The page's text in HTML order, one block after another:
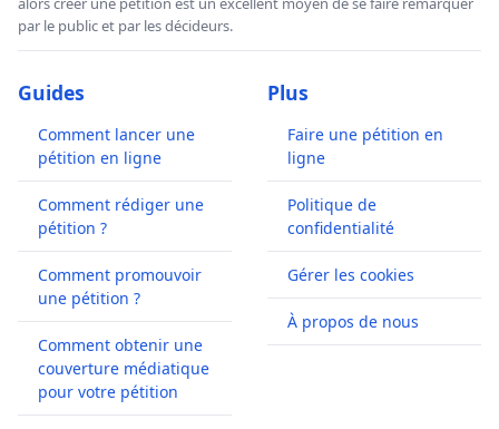
par le public et par les décideurs.
Guides
Comment lancer une
pétition en ligne
Comment rédiger une
pétition ?
Comment promouvoir
une pétition ?
Comment obtenir une
couverture médiatique
pour votre pétition
Plus
Faire une pétition en
ligne
Politique de
confidentialité
Gérer les cookies
À propos de nous